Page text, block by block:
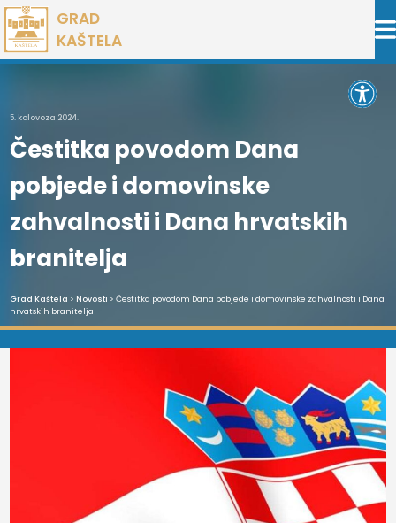
Preskoči
na
sadržaj
GRAD
KAŠTELA
5. kolovoza 2024.
Čestitka povodom Dana
pobjede i domovinske
zahvalnosti i Dana hrvatskih
branitelja
Grad Kaštela > Novosti > Čestitka povodom Dana pobjede i domovinske zahvalnosti i Dana
hrvatskih branitelja